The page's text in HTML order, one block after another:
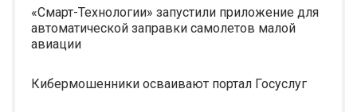
«Смарт-Технологии» запустили приложение для
автоматической заправки самолетов малой
авиации
Кибермошенники осваивают портал Госуслуг